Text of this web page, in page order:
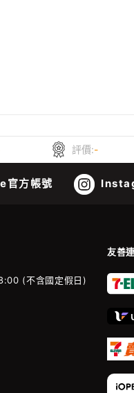
評價:-
官方帳號
友善
(不含國定假日)